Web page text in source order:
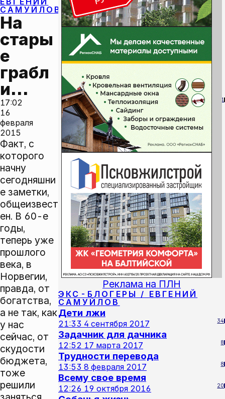
САМУЙЛОВ
На
стары
е
грабл
и…
17:02
16
февраля
2015
31
Факт, с
которого
начну
сегодняшни
е заметки,
общеизвест
ен. В 60-е
годы,
теперь уже
прошлого
века, в
Норвегии,
правда, от
богатства,
а не так, как
у нас
сейчас, от
скудости
бюджета,
тоже
решили
Реклама на ПЛН
ЭКС-БЛОГЕРЫ / ЕВГЕНИЙ
САМУЙЛОВ
Дети лжи
21:33 4 сентября 2017 34
Задачник для дачника
12:52 17 марта 2017 8
Трудности перевода
13:53 8 февраля 2017 8
Всему свое время
12:26 19 октября 2016 20